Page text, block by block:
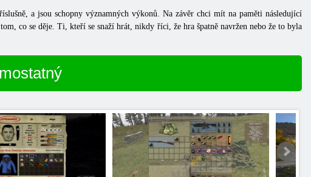
a jsou schopny významných výkonů. Na závěr chci mít na paměti následující
co se děje. Ti, kteří se snaží hrát, nikdy říci, že hra špatně navržen nebo že to byla